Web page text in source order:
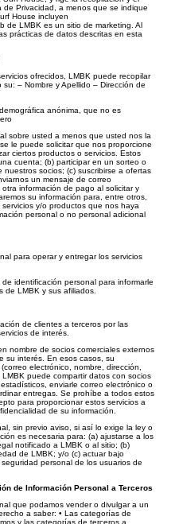
Privacidad, a menos que se indique
House incluyen
de LMBK es un sitio de marketing. Al
prácticas de datos descritas en esta
ofrecidos, LMBK puede recopilar
– Nombre y Apellido – Dirección de
anónima, que no es
sobre usted a menos que usted nos la
le puede solicitar que nos proporcione
ciertos productos o servicios. Estos
cuenta; (b) participar en un sorteo o
socios; (c) suscribirse a ofertas
un mensaje de correo
información de pago al solicitar y
su información para, entre otros,
y/o productos que nos haya
personal o no personal adicional
para operar y entregar los servicios
identificación personal para informarle
de LMBK y sus afiliados.
de clientes a terceros por las
de interés.
nombre de socios comerciales externos
su interés. En esos casos, su
electrónico, nombre, dirección,
puede compartir datos con socios
enviarle correo electrónico o
entregas. Se prohíbe a todos estos
para proporcionar estos servicios a
de su información.
sin previo aviso, si así lo exige la ley o
es necesaria para: (a) ajustarse a los
notificado a LMBK o al sitio; (b)
de LMBK; y/o (c) actuar bajo
personal de los usuarios de
de Información Personal a Terceros
que podamos vender o divulgar a un
a saber: • Las categorías de
y las categorías de terceros a